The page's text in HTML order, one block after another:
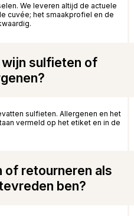
We leveren altijd de actuele
cuvée; het smaakprofiel en de
sulfieten of
sulfieten. Allergenen en het
vermeld op het etiket en in de
of retourneren als
ben?